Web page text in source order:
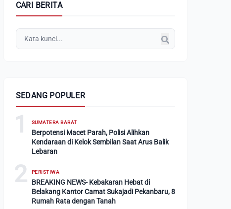
CARI BERITA
SEDANG POPULER
1 SUMATERA BARAT
Berpotensi Macet Parah, Polisi Alihkan
Kendaraan di Kelok Sembilan Saat Arus Balik
Lebaran
2 PERISTIWA
BREAKING NEWS- Kebakaran Hebat di
Belakang Kantor Camat Sukajadi Pekanbaru, 8
Rumah Rata dengan Tanah